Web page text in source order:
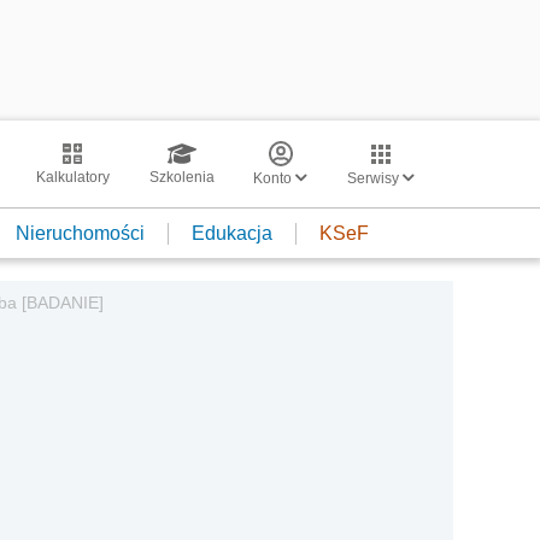
Kalkulatory Szkolenia Konto Serwisy
Nieruchomości Edukacja KSeF
[BADANIE]